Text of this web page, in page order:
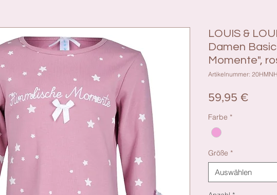
LOUIS &
Damen
Momente",
Artikelnummer:
59,95 €Preis
Farbe *
Größe *
Auswählen